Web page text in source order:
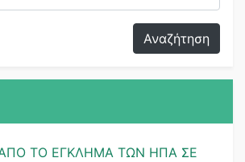
ΑΠΟ ΤΟ ΕΓΚΛΗΜΑ ΤΩΝ ΗΠΑ ΣΕ